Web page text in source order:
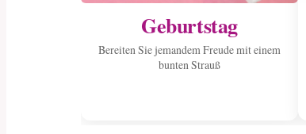
Geburtstag
Bereiten Sie jemandem Freude mit einem
bunten Strauß